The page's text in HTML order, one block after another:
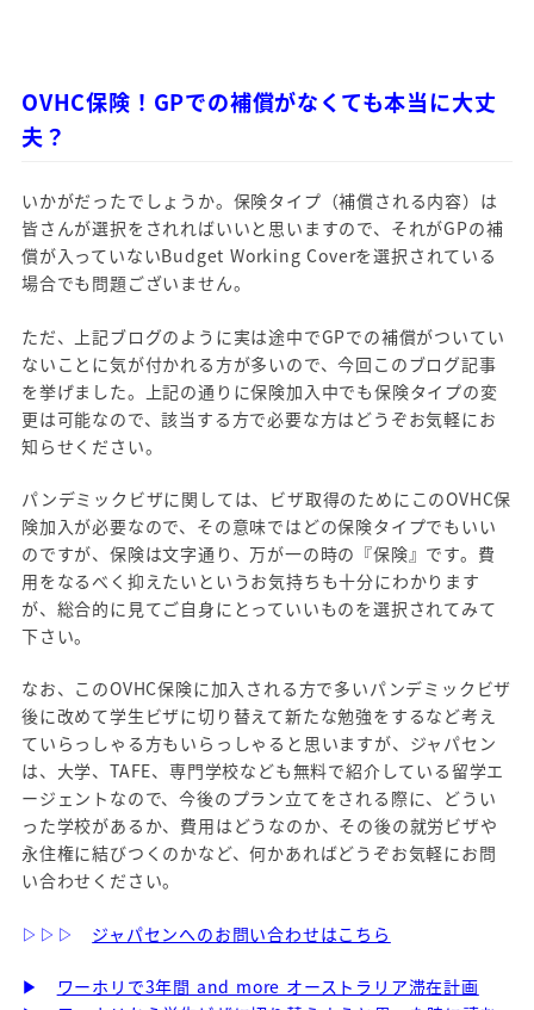
OVHC保険！GPでの補償がなくても本当に大丈
夫？
いかがだったでしょうか。保険タイプ（補償される内容）は
皆さんが選択をされればいいと思いますので、それがGPの補
償が入っていないBudget Working Coverを選択されている
場合でも問題ございません。
ただ、上記ブログのように実は途中でGPでの補償がついてい
ないことに気が付かれる方が多いので、今回このブログ記事
を挙げました。上記の通りに保険加入中でも保険タイプの変
更は可能なので、該当する方で必要な方はどうぞお気軽にお
知らせください。
パンデミックビザに関しては、ビザ取得のためにこのOVHC保
険加入が必要なので、その意味ではどの保険タイプでもいい
のですが、保険は文字通り、万が一の時の『保険』です。費
用をなるべく抑えたいというお気持ちも十分にわかります
が、総合的に見てご自身にとっていいものを選択されてみて
下さい。
なお、このOVHC保険に加入される方で多いパンデミックビザ
後に改めて学生ビザに切り替えて新たな勉強をするなど考え
ていらっしゃる方もいらっしゃると思いますが、ジャパセン
は、大学、TAFE、専門学校なども無料で紹介している留学エ
ージェントなので、今後のプラン立てをされる際に、どうい
った学校があるか、費用はどうなのか、その後の就労ビザや
永住権に結びつくのかなど、何かあればどうぞお気軽にお問
い合わせください。
▷▷▷ ジャパセンへのお問い合わせはこちら
▶
ワーホリで3年間 and more オーストラリア滞在計画